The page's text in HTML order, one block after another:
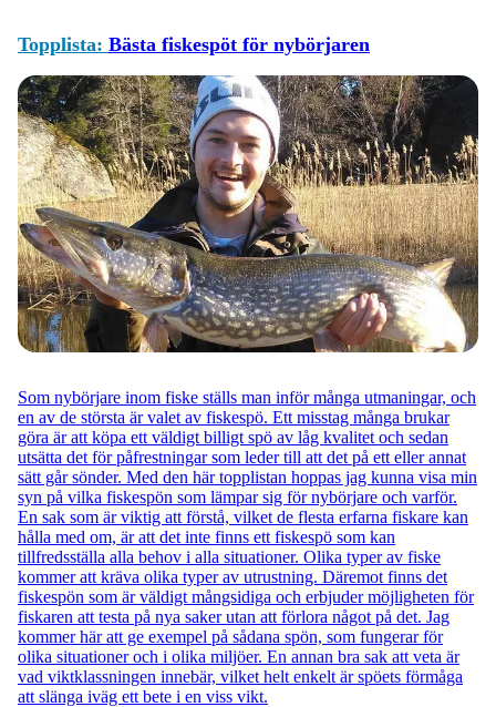
Topplista: Bästa fiskespöt för nybörjaren
Som nybörjare inom fiske ställs man inför många utmaningar, och
en av de största är valet av fiskespö. Ett misstag många brukar
göra är att köpa ett väldigt billigt spö av låg kvalitet och sedan
utsätta det för påfrestningar som leder till att det på ett eller annat
sätt går sönder. Med den här topplistan hoppas jag kunna visa min
syn på vilka fiskespön som lämpar sig för nybörjare och varför.
En sak som är viktig att förstå, vilket de flesta erfarna fiskare kan
hålla med om, är att det inte finns ett fiskespö som kan
tillfredsställa alla behov i alla situationer. Olika typer av fiske
kommer att kräva olika typer av utrustning. Däremot finns det
fiskespön som är väldigt mångsidiga och erbjuder möjligheten för
fiskaren att testa på nya saker utan att förlora något på det. Jag
kommer här att ge exempel på sådana spön, som fungerar för
olika situationer och i olika miljöer. En annan bra sak att veta är
vad viktklassningen innebär, vilket helt enkelt är spöets förmåga
att slänga iväg ett bete i en viss vikt.